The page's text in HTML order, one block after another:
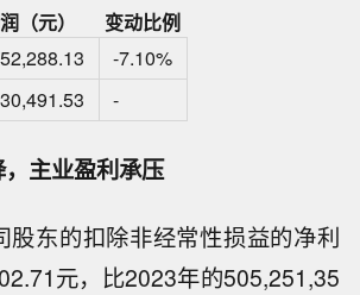
（元）
变动比例
-7.10%
-
主业盈利承压
股东的扣除非经常性损益的净利
元，比2023年的505,251,35